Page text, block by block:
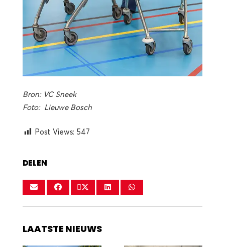
Bron: VC Sneek
Foto: Lieuwe Bosch
Post Views: 547
DELEN
LAATSTE NIEUWS